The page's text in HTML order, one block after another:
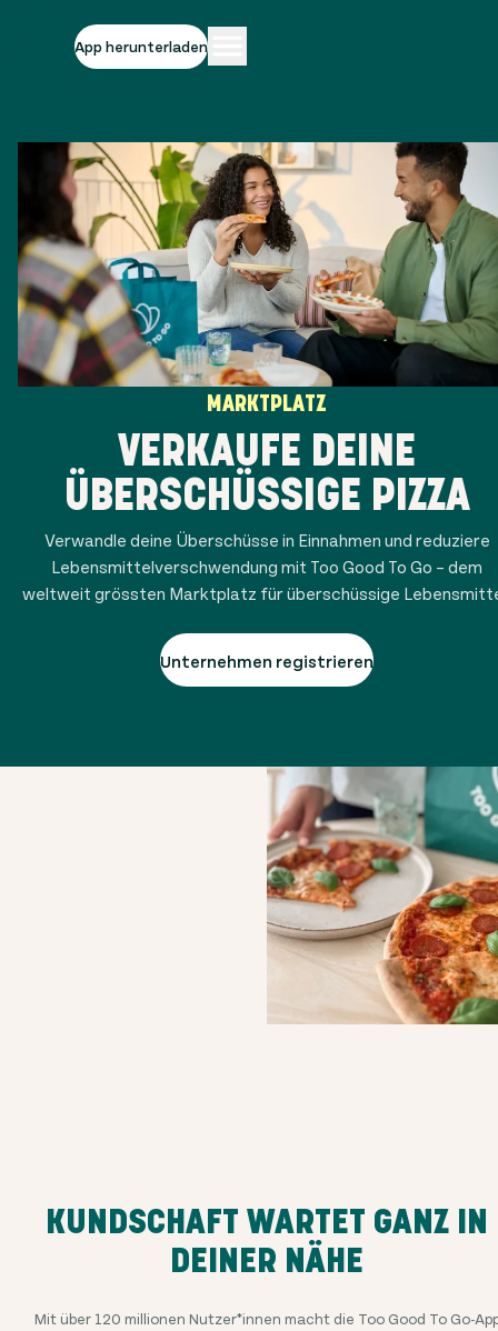
App herunterladen
MARKTPLATZ
VERKAUFE DEINE
ÜBERSCHÜSSIGE PIZZA
Verwandle deine Überschüsse in Einnahmen und reduziere
Lebensmittelverschwendung mit Too Good To Go – dem
weltweit grössten Marktplatz für überschüssige
Unternehmen registrieren
KUNDSCHAFT WARTET GANZ IN
DEINER NÄHE
Mit über 120 millionen Nutzer*innen macht die Too Good To Go-